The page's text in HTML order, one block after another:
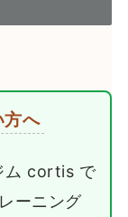
方へ
ム cortis で
ーニング